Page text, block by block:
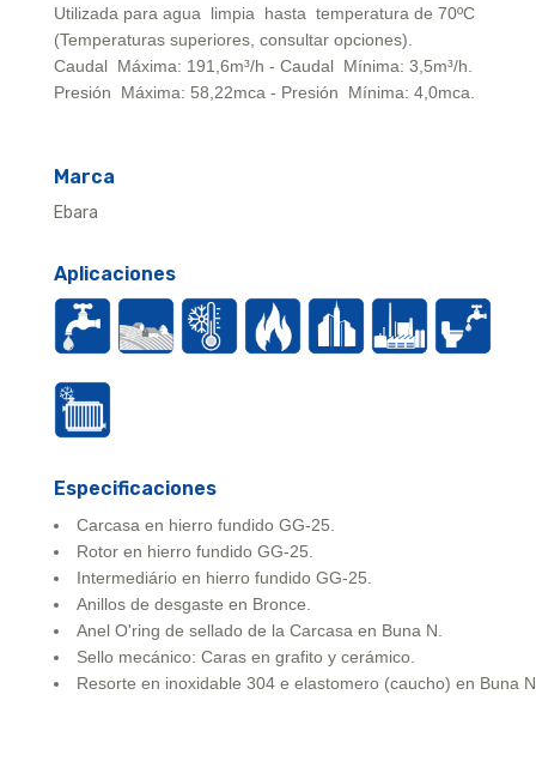
Utilizada para agua limpia hasta temperatura de 70ºC
(Temperaturas superiores, consultar opciones).
Caudal Máxima: 191,6m³/h - Caudal Mínima: 3,5m³/h.
Presión Máxima: 58,22mca - Presión Mínima: 4,0mca.
Marca
Ebara
Aplicaciones
Especificaciones
Carcasa en hierro fundido GG-25.
Rotor en hierro fundido GG-25.
Intermediário en hierro fundido GG-25.
Anillos de desgaste en Bronce.
Anel O'ring de sellado de la Carcasa en Buna N.
Sello mecánico: Caras en grafito y cerámico.
Resorte en inoxidable 304 e elastomero (caucho) en Buna